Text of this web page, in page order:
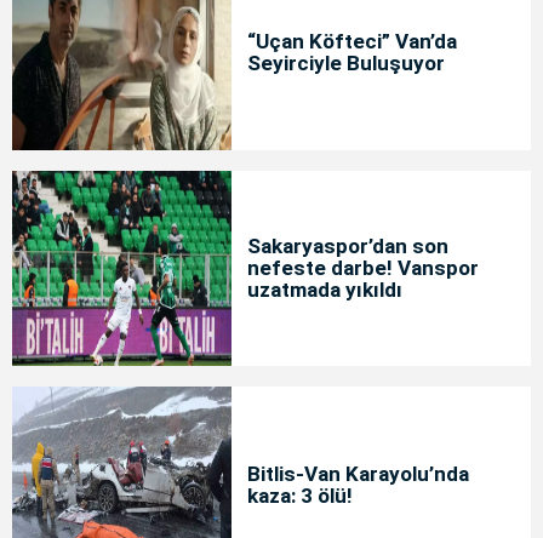
“Uçan Köfteci” Van’da
Seyirciyle Buluşuyor
Sakaryaspor’dan son
nefeste darbe! Vanspor
uzatmada yıkıldı
Bitlis-Van Karayolu’nda
kaza: 3 ölü!